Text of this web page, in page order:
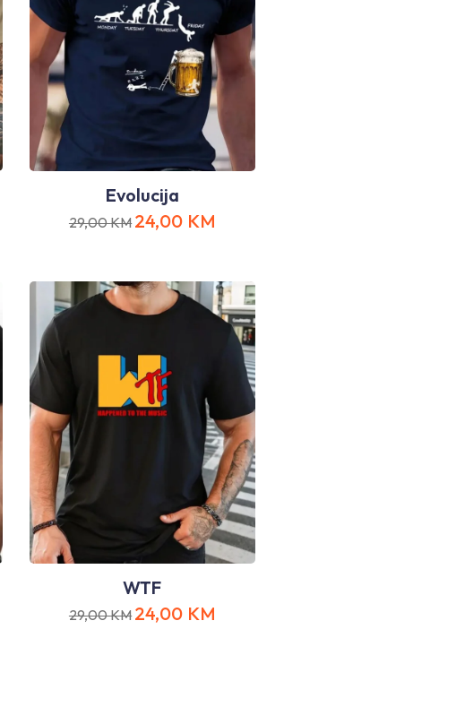
Evolucija
29,00KM24,00 KM
WTF
29,00KM24,00 KM